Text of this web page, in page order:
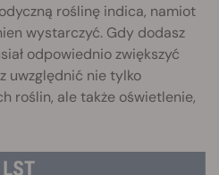
roślinę indica, namiot
wystarczyć. Gdy dodasz
odpowiednio zwiększyć
uwzględnić nie tylko
roślin, ale także oświetlenie,